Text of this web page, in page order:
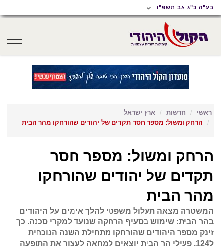
תפריט
נגישות
תפריט
ראשי
תוכן
ראשי
בע"ה כ"ג אב תשפ"ו
ראשי חדשות
ארץ ישראל
הרחק ומשול: מספר חסר תקדים של יהודים שהורחקו מהר הבית
הרחק ומשול: מספר חסר
תקדים של יהודים שהורחקו
מהר הבית
המשטרה מצאה תעלול משפטי להלך אימים על היהודים
בהר הבית: שימוש בסעיף הרחקה שנועד למקרי סכנה. כך
זינק מספר היהודים שהורחקו מתחילת השנה הנוכחית
ל124. פעילי הר הבית יוצאים למחאה לעצור את התופעה